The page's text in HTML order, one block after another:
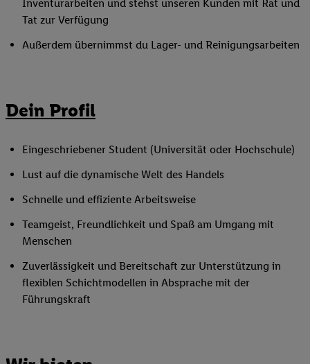
Inventurarbeiten und stehst unseren Kunden mit Rat und
Tat zur Verfügung
Außerdem übernimmst du Lager- und Reinigungsarbeiten
Dein Profil
Eingeschriebener Student (Universität oder Hochschule)
Lust auf die dynamische Welt des Handels
Schnelle und effiziente Arbeitsweise
Teamgeist, Freundlichkeit und Spaß am Umgang mit
Menschen
Zuverlässigkeit und Bereitschaft zur Unterstützung in
flexiblen Schichtmodellen in Absprache mit der
Führungskraft